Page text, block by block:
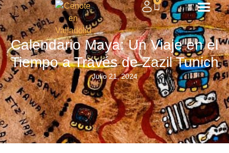
Calendario Maya: Un Viaje en el
Tiempo a Través de Zazil Tunich
Julio 21, 2024